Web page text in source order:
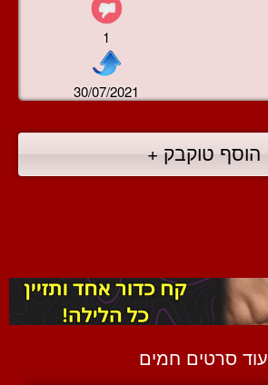
1
30/07/2021
הוסף טוקבק +
עוד סרטים חמים